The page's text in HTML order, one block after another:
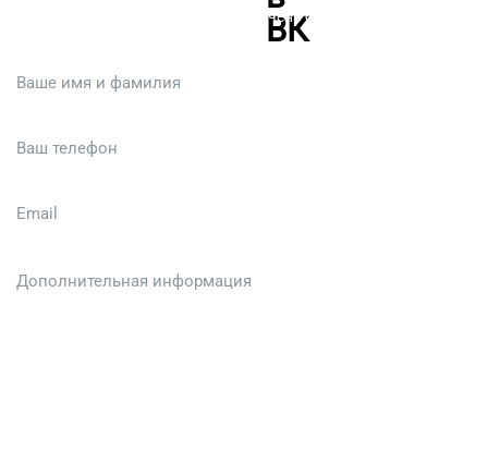
Или кратко опишите ситуацию. Мы очень быстро свяжемся с вами